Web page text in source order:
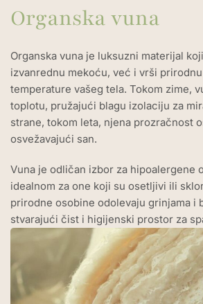
Organska vuna
Organska vuna je luksuzni materijal
izvanrednu mekoću, već i vrši
temperature vašeg tela. Tokom zime,
toplotu, pružajući blagu izolaciju za
strane, tokom leta, njena prozračnost
osvežavajući san.
Vuna je odličan izbor za hipoalergene
idealnom za one koji su osetljivi ili
prirodne osobine odolevaju grinjama i
stvarajući čist i higijenski prostor za